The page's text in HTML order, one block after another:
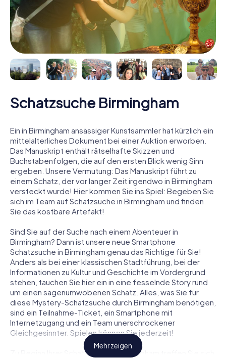
Schatzsuche Birmingham
Ein in Birmingham ansässiger Kunstsammler hat kürzlich ein
mittelalterliches Dokument bei einer Auktion erworben.
Das Manuskript enthält rätselhafte Skizzen und
Buchstabenfolgen, die auf den ersten Blick wenig Sinn
ergeben. Unsere Vermutung: Das Manuskript führt zu
einem Schatz, der vor langer Zeit irgendwo in Birmingham
versteckt wurde! Hier kommen Sie ins Spiel: Begeben Sie
sich im Team auf Schatzsuche in Birmingham und finden
Sie das kostbare Artefakt!
Sind Sie auf der Suche nach einem Abenteuer in
Birmingham? Dann ist unsere neue Smartphone
Schatzsuche in Birmingham genau das Richtige für Sie!
Anders als bei einer klassischen Stadtführung, bei der
Informationen zu Kultur und Geschichte im Vordergrund
stehen, tauchen Sie hier ein in eine fesselnde Story rund
um einen sagenumwobenen Schatz. Alles, was Sie für
diese Mystery-Schatzsuche durch Birmingham benötigen,
sind ein Teilnahme-Ticket, ein Smartphone mit
Internetzugang und ein Team unerschrockener
Gleichgesinnter. Spielen können Sie jederzeit!
Zu Beginn Ihrer Schatzsuche in Birmingham treffen Sie sich
Mehr zeigen